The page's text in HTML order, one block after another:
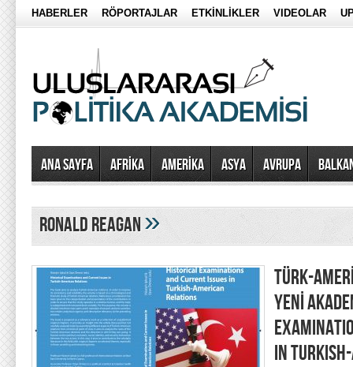
HABERLER RÖPORTAJLAR ETKİNLİKLER VIDEOLAR
Ana Sayfa AFRİKA AMERİKA ASYA AVRUPA
ronald reagan»
TÜRK-
YENİ
IN